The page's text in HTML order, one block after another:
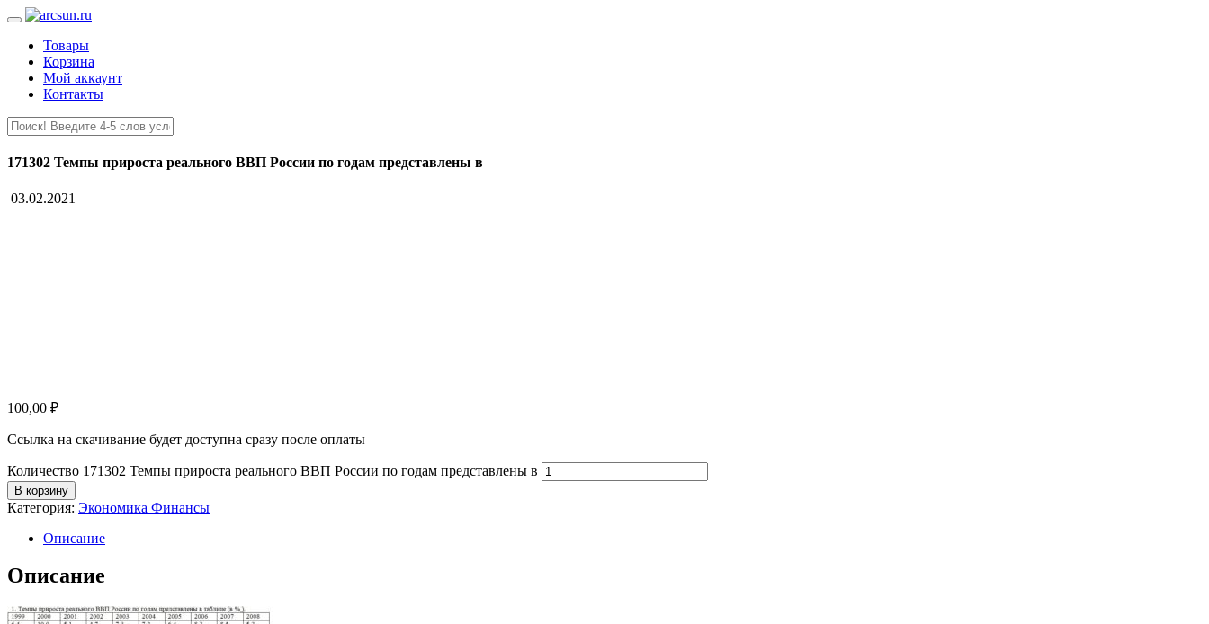
Товары
Корзина
Мой аккаунт
Контакты
171302 Темпы прироста реального ВВП России по годам представлены в
03.02.2021
100,00 ₽
Ссылка на скачивание будет доступна сразу после оплаты
Количество 171302 Темпы прироста реального ВВП России по годам представлены в
В корзину
Категория: Экономика Финансы
Описание
Описание